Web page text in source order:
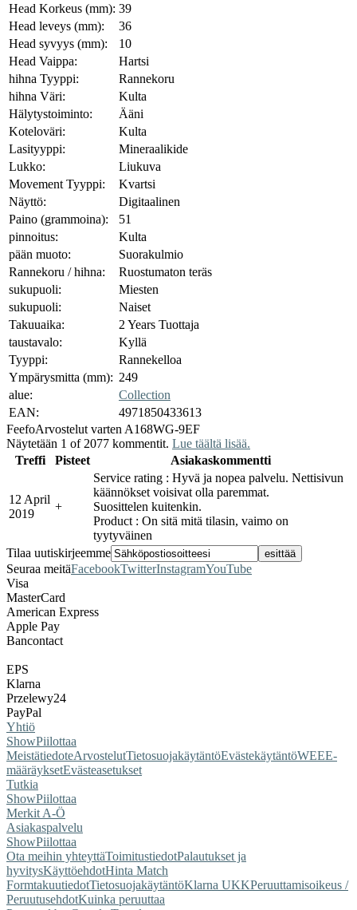
Head Korkeus (mm): 39
Head leveys (mm):
36
Head syvyys (mm):
10
Head Vaippa:
Hartsi
hihna Tyyppi:
Rannekoru
hihna Väri:
Kulta
Hälytystoiminto:
Ääni
Koteloväri:
Kulta
Lasityyppi:
Mineraalikide
Lukko:
Liukuva
Movement Tyyppi:
Kvartsi
Näyttö:
Digitaalinen
Paino (grammoina):
51
pinnoitus:
Kulta
pään muoto:
Suorakulmio
Rannekoru / hihna:
Ruostumaton teräs
sukupuoli:
Miesten
sukupuoli:
Naiset
Takuuaika:
2 Years Tuottaja
taustavalo:
Kyllä
Tyyppi:
Rannekelloa
Ympärysmitta (mm): 249
alue:
Collection
EAN:
4971850433613
FeefoArvostelut varten A168WG-9EF
Näytetään 1 of 2077 kommentit. Lue täältä lisää.
Treffi
Pisteet Asiakaskommentti
12 April
2019
+
Service rating : Hyvä ja nopea palvelu. Nettisivun
käännökset voisivat olla paremmat.
Suosittelen kuitenkin.
Product : On sitä mitä tilasin, vaimo on
tyytyväinen
Tilaa uutiskirjeemme
Seuraa meitäFacebookTwitterInstagramYouTube
Visa
MasterCard
American Express
Apple Pay
Bancontact
EPS
Klarna
Przelewy24
PayPal
Yhtiö
ShowPiilottaa
MeistätiedoteArvostelutTietosuojakäytäntöEvästekäytäntöWEEE-
määräyksetEvästeasetukset
Tutkia
ShowPiilottaa
Merkit A-Ö
Asiakaspalvelu
ShowPiilottaa
Ota meihin yhteyttäToimitustiedotPalautukset ja
hyvitysKäyttöehdotHinta Match
FormtakuutiedotTietosuojakäytäntöKlarna UKKPeruuttamisoikeus /
PeruutusehdotKuinka peruuttaa